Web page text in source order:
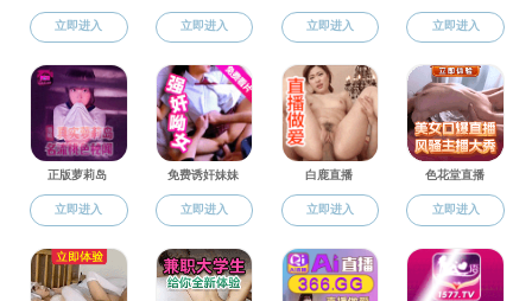
党建标杆
师生风采
教学工作
学科科研
学生工作
根据韩国色情 《
常雅宁
熊佳丽